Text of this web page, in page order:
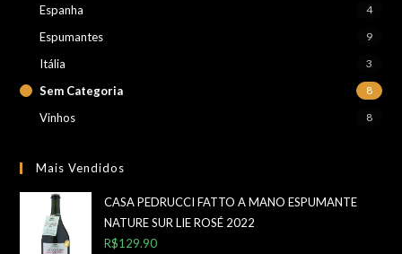
Espanha 4
Espumantes 9
Itália 3
Sem Categoria 8
Vinhos 8
Mais Vendidos
CASA PEDRUCCI FATTO A MANO ESPUMANTE
NATURE SUR LIE ROSÉ 2022
R$129.90